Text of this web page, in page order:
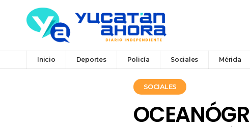
Inicio Deportes Policía Sociales Mérida
SOCIALES